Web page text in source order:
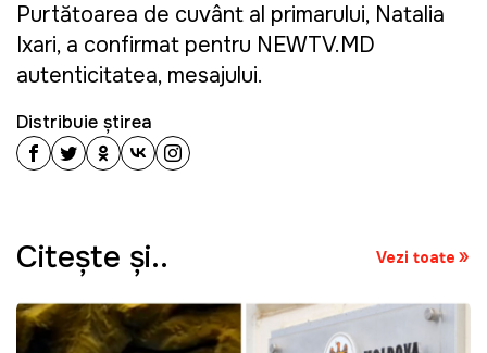
Purtătoarea de cuvânt al primarului, Natalia
Ixari, a confirmat pentru NEWTV.MD
autenticitatea, mesajului.
Distribuie știrea
Citeşte şi.. Vezi toate